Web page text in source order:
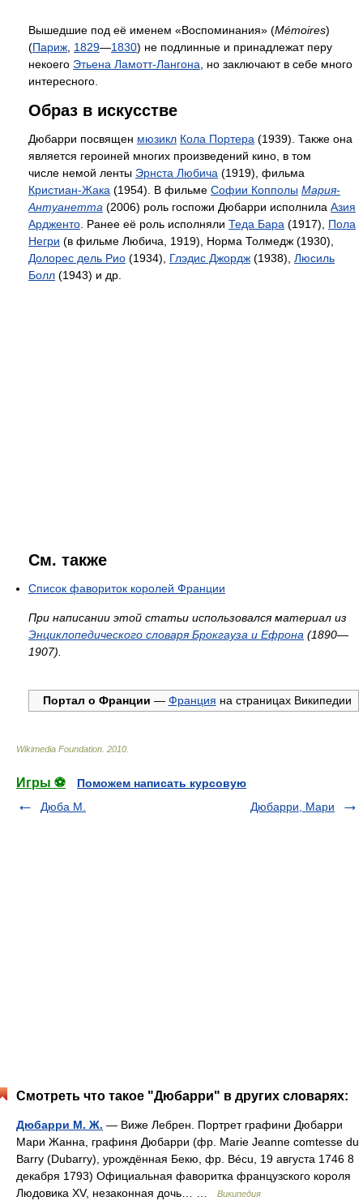
Вышедшие под её именем «Воспоминания» (Mémoires)
(Париж, 1829—1830) не подлинные и принадлежат перу
некоего Этьена Ламотт-Лангона, но заключают в себе много
интересного.
Образ в искусстве
Дюбарри посвящен мюзикл Кола Портера (1939). Также она
является героиней многих произведений кино, в том
числе немой ленты Эрнста Любича (1919), фильма
Кристиан-Жака (1954). В фильме Софии Копполы Мария-
Антуанетта (2006) роль госпожи Дюбарри исполнила Азия
Ардженто. Ранее её роль исполняли Теда Бара (1917), Пола
Негри (в фильме Любича, 1919), Норма Толмедж (1930),
Долорес дель Рио (1934), Глэдис Джордж (1938), Люсиль
Болл (1943) и др.
См. также
Список фавориток королей Франции
При написании этой статьи использовался материал из
Энциклопедического словаря Брокгауза и Ефрона (1890—
1907).
Портал о Франции — Франция на страницах Википедии
Wikimedia Foundation 2010
Игры ⚽
Поможем написать курсовую
Дюба М.
Дюбарри, Мари
Смотреть что такое "Дюбарри" в других словарях:
Дюбарри М. Ж. — Виже Лебрен. Портрет графини Дюбарри
Мари Жанна, графиня Дюбарри (фр. Marie Jeanne comtesse du
Barry (Dubarry), урождённая Бекю, фр. Bécu, 19 августа 1746 8
декабря 1793) Официальная фаворитка французского короля
Людовика XV, незаконная дочь… …
Википедия